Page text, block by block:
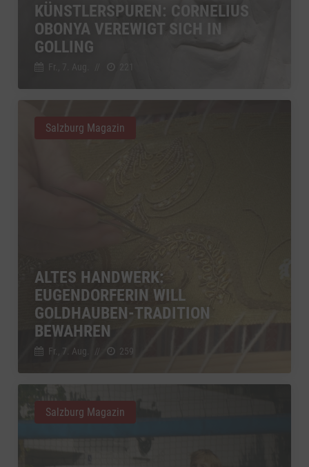
KÜNSTLERSPUREN: CORNELIUS
OBONYA VEREWIGT SICH IN
GOLLING
Fr., 7. Aug.
ALTES HANDWERK:
EUGENDORFERIN WILL
GOLDHAUBEN-TRADITION
BEWAHREN
Fr., 7. Aug. // 259
Salzburg Magazin
Salzburg Magazin